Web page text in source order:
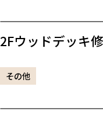
2Fウッドデッキ
その他